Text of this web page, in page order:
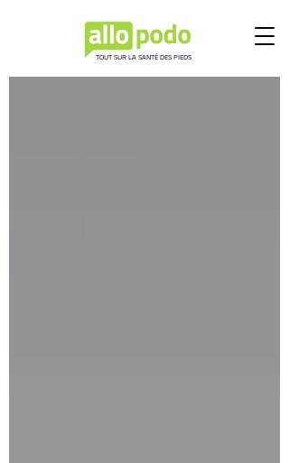
TOUT SUR LA SANTÉ DES PIEDS